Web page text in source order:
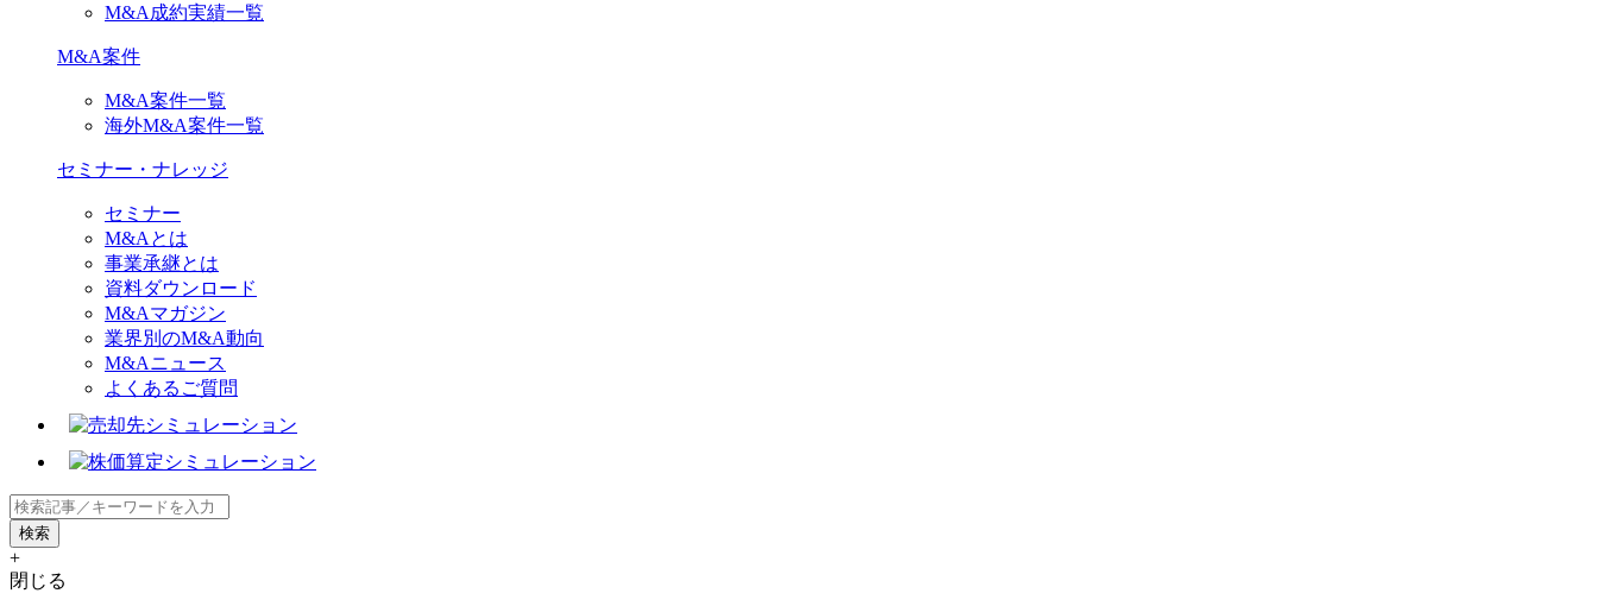
M&A成約実績一覧
M&A案件
M&A案件一覧
海外M&A案件一覧
セミナー・ナレッジ
セミナー
M&Aとは
事業承継とは
資料ダウンロード
M&Aマガジン
業界別のM&A動向
M&Aニュース
よくあるご質問
+
閉じる